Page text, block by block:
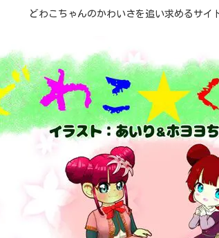
どわこちゃんのかわいさを追い求めるサイ